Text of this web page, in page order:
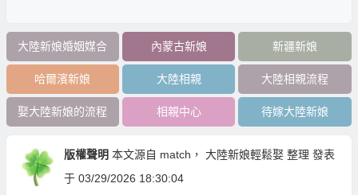
大陸新娘婚姻媒合 內蒙古新娘 新疆新娘
哈爾濱新娘 大陸相親 大陸相親流程
娶大陸新娘的流程 相親中心 待嫁大陸新娘
版權聲明 本文源自 match ， 大陸新娘輕鬆娶整理 發表
于 03/29/2026 18:30:04